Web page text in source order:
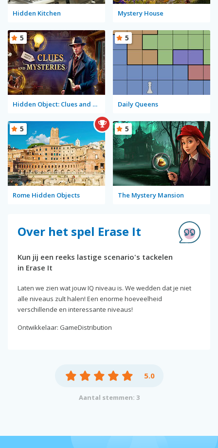
Hidden Kitchen Mystery House
Hidden Object: Clues and Mysteries
5
Daily Queens
5
Rome Hidden Objects
5
The Mystery Mansion
5
Over het spel Erase It
Kun jij een reeks lastige scenario's tackelen
in Erase It
Laten we zien wat jouw IQ niveau is. We wedden dat je niet
alle niveaus zult halen! Een enorme hoeveelheid
verschillende en interessante niveaus!
Ontwikkelaar: GameDistribution
5.0
Aantal stemmen: 3